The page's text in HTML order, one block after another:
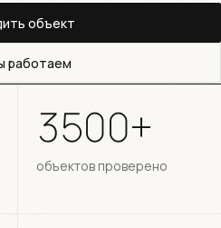
объект
работаем
3500+
объектов проверено